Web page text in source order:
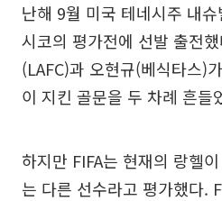
난해 9월 미국 테네시주 내
시코의 평가전에 선발 출전
(LAFC)과 오현규(베식타스)
이 지킨 골문을 두 차례 흔들
하지만 FIFA는 현재의 랑헬
는 다른 선수라고 평가했다.